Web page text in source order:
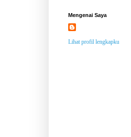
Mengenai Saya
Lihat profil lengkapku